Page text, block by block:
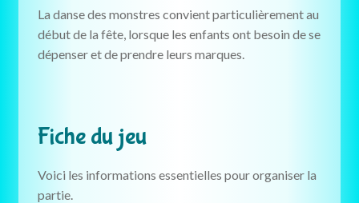
La danse des monstres convient particulièrement au
début de la fête, lorsque les enfants ont besoin de se
dépenser et de prendre leurs marques.
Fiche du jeu
Voici les informations essentielles pour organiser la
partie.